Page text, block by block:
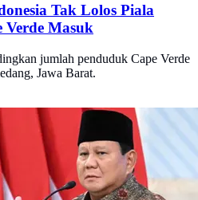
Tak Lolos Piala
Verde Masuk
jumlah penduduk Cape Verde
Jawa Barat.